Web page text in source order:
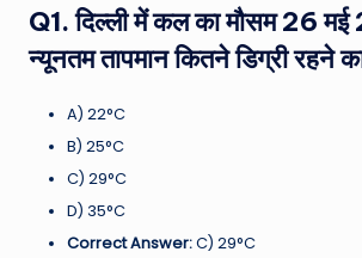
Q1. दिल्ली में कल का मौसम 26
न्यूनतम तापमान कितने डिग्री रहने
A) 22°C
B) 25°C
C) 29°C
D) 35°C
Correct Answer:C) 29°C